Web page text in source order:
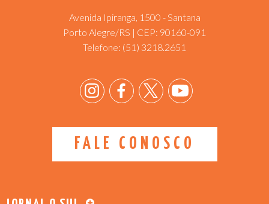
Avenida Ipiranga, 1500 - Santana
Porto Alegre/RS | CEP: 90160-091
Telefone: (51) 3218.2651
FALE CONOSCO